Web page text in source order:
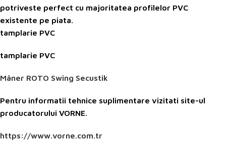
potriveste perfect cu majoritatea profilelor PVC
existente pe piata.
tamplarie PVC
tamplarie PVC
Mâner ROTO Swing Secustik
Pentru informatii tehnice suplimentare vizitati site-ul
producatorului VORNE.
https://www.vorne.com.tr